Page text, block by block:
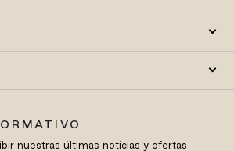
nuestras últimas noticias y ofertas